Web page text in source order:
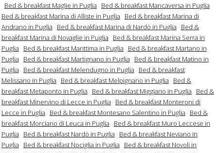
Bed & breakfast Maglie in Puglia
Bed & breakfast Mancaversa in Puglia
Bed & breakfast Marina di Alliste in Puglia
Bed & breakfast Marina di
Andrano in Puglia
Bed & breakfast Marina di Nardò in Puglia
Bed &
breakfast Marina di Novaglie in Puglia
Bed & breakfast Marina Serra in
Puglia
Bed & breakfast Marittima in Puglia
Bed & breakfast Martano in
Puglia
Bed & breakfast Martignano in Puglia
Bed & breakfast Matino in
Puglia
Bed & breakfast Melendugno in Puglia
Bed & breakfast
Melissano in Puglia
Bed & breakfast Melpignano in Puglia
Bed &
breakfast Metaponto in Puglia
Bed & breakfast Miggiano in Puglia
Bed &
breakfast Minervino di Lecce in Puglia
Bed & breakfast Monteroni di
Lecce in Puglia
Bed & breakfast Montesano Salentino in Puglia
Bed &
breakfast Morciano di Leuca in Puglia
Bed & breakfast Muro Leccese in
Puglia
Bed & breakfast Nardò in Puglia
Bed & breakfast Neviano in
Puglia
Bed & breakfast Nociglia in Puglia
Bed & breakfast Novoli in